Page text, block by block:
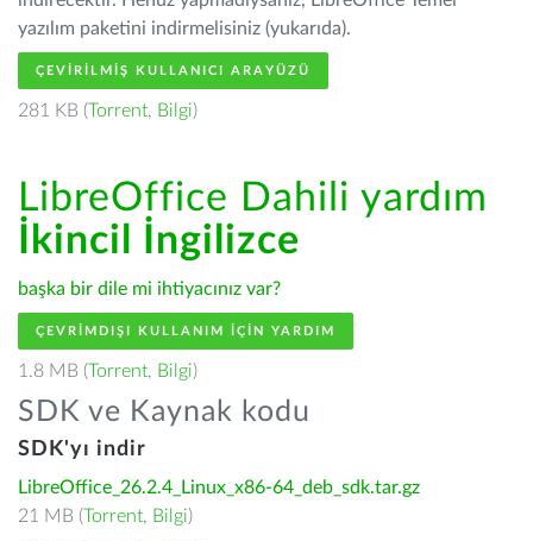
yazılım paketini indirmelisiniz (yukarıda).
ÇEVIRILMIŞ KULLANICI ARAYÜZÜ
281 KB (Torrent, Bilgi)
LibreOffice Dahili yardım
İkincil İngilizce
başka bir dile mi ihtiyacınız var?
ÇEVRIMDIŞI KULLANIM IÇIN YARDIM
1.8 MB (Torrent, Bilgi)
SDK ve Kaynak kodu
SDK'yı indir
LibreOffice_26.2.4_Linux_x86-64_deb_sdk.tar.gz
21 MB (Torrent, Bilgi)